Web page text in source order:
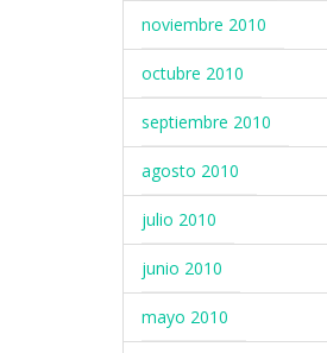
noviembre 2010
octubre 2010
septiembre 2010
agosto 2010
julio 2010
junio 2010
mayo 2010